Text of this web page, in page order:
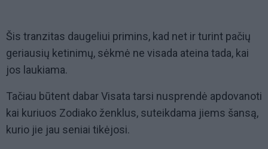
Šis tranzitas daugeliui primins, kad net ir turint pačių
geriausių ketinimų, sėkmė ne visada ateina tada, kai
jos laukiama.
Tačiau būtent dabar Visata tarsi nusprendė apdovanoti
kai kuriuos Zodiako ženklus, suteikdama jiems šansą,
kurio jie jau seniai tikėjosi.